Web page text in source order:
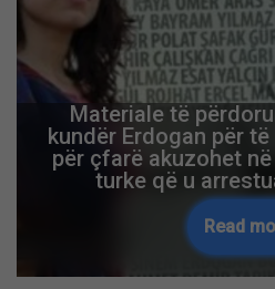
Aksidenti tragjik në
tre mërgimtarë,
në kontakt me
Read